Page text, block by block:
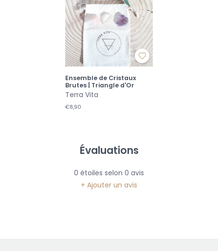
Ensemble de Cristaux
Brutes | Triangle d'Or
Terra Vita
€8,90
Évaluations
0 étoiles selon 0 avis
+ Ajouter un avis